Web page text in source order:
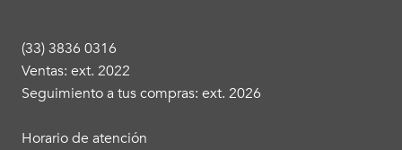
(33) 3836 0316
Ventas: ext. 2022
Seguimiento a tus compras: ext. 2026
Horario de atención